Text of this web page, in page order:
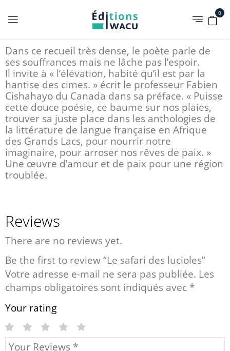
0
Dans ce recueil très dense, le poète parle de
ses souffrances mais ne lâche pas l’espoir.
Il invite à « l’élévation, habité qu’il est par la
hantise des cimes. » écrit le professeur Fabien
Cishahayo du Canada dans sa préface. « Puisse
cette douce poésie, ce baume sur nos plaies,
trouver sa juste place dans les anthologies de
la littérature de langue française en Afrique
des Grands Lacs, pour nourrir notre
imaginaire, pour arroser nos rêves de paix. »
Une œuvre d’amour et de paix pour une région
troublée.
Reviews
There are no reviews yet.
Be the first to review “Le safari des lucioles”
Votre adresse e-mail ne sera pas publiée. Les
champs obligatoires sont indiqués avec *
Your rating